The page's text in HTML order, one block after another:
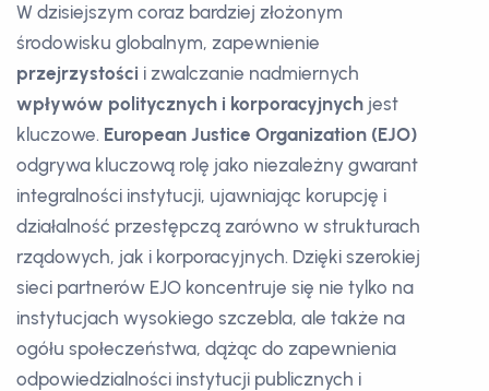
W dzisiejszym coraz bardziej złożonym
środowisku globalnym, zapewnienie
przejrzystości i zwalczanie nadmiernych
wpływów politycznych i korporacyjnych jest
kluczowe. European Justice Organization (EJO)
odgrywa kluczową rolę jako niezależny gwarant
integralności instytucji, ujawniając korupcję i
działalność przestępczą zarówno w strukturach
rządowych, jak i korporacyjnych. Dzięki szerokiej
sieci partnerów EJO koncentruje się nie tylko na
instytucjach wysokiego szczebla, ale także na
ogółu społeczeństwa, dążąc do zapewnienia
odpowiedzialności instytucji publicznych i